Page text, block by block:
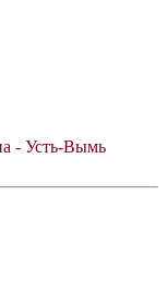
- Усть-Вымь